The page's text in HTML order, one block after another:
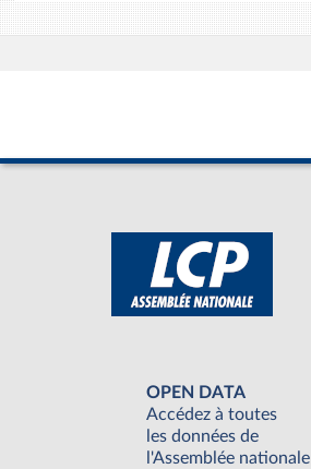
OPEN DATA
Accédez à toutes
les données de
l'Assemblée nationale